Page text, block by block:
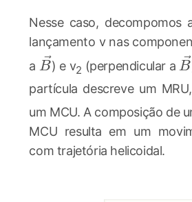
Nesse caso, decompomos
lançamento v nas
a \vec{B}
B) e v2 (perpendicular a B
partícula descreve um
um MCU. A composição de
MCU resulta em um
com trajetória helicoidal.